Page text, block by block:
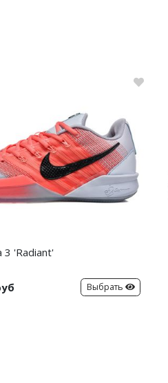
3 'Radiant'
Выбрать